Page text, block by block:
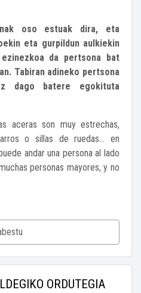
oso estuak dira, eta
eta gurpildun aulkiekin
da pertsona bat
Tabiran adineko pertsona
dago batere egokituta
aceras son muy estrechas,
o sillas de ruedas... en
andar una persona al lado
personas mayores, y no
ORDUTEGIA